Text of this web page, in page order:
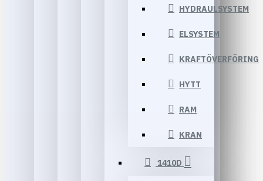
HYDRAULSYSTEM
ELSYSTEM
KRAFTÖVERFÖRING
HYTT
RAM
KRAN
1410D